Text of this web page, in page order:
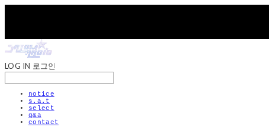
LOG IN 로그인
notice
s.a.t
select
q&a
contact